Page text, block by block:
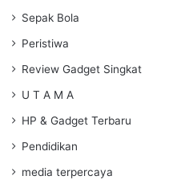
Sepak Bola
Peristiwa
Review Gadget Singkat
U T A M A
HP & Gadget Terbaru
Pendidikan
media terpercaya